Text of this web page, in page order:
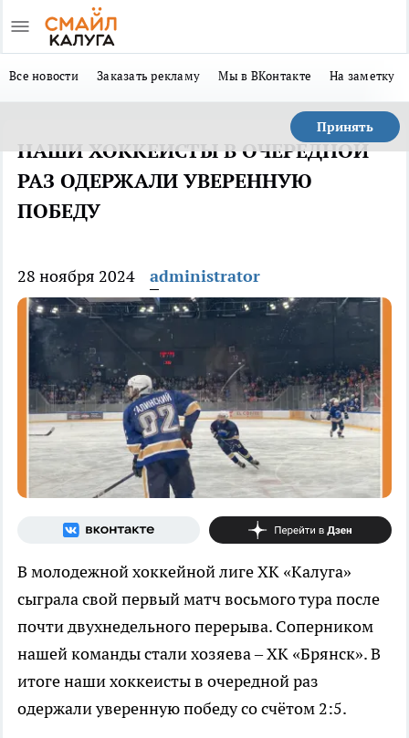
Все новости Заказать рекламу Мы в ВКонтакте На заметку
Принять
НАШИ ХОККЕИСТЫ В ОЧЕРЕДНОЙ
РАЗ ОДЕРЖАЛИ УВЕРЕННУЮ
ПОБЕДУ
28 ноября 2024 administrator
В молодежной хоккейной лиге ХК «Калуга»
сыграла свой первый матч восьмого тура после
почти двухнедельного перерыва. Соперником
нашей команды стали хозяева – ХК «Брянск». В
итоге наши хоккеисты в очередной раз
одержали уверенную победу со счётом 2:5.